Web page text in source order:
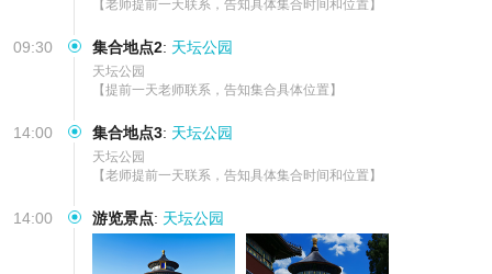
【老师提前一天联系，告知具体集合时间和位置】
09:30 集合地点2: 天坛公园
天坛公园
【提前一天老师联系，告知集合具体位置】
14:00 集合地点3: 天坛公园
天坛公园
【老师提前一天联系，告知具体集合时间和位置】
14:00 游览景点: 天坛公园